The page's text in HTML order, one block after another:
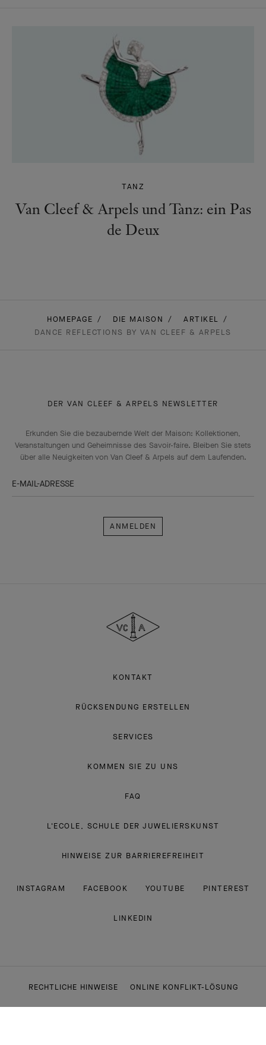
TANZ
Van Cleef & Arpels und Tanz: ein Pas
de Deux
HOMEPAGE DIE MAISON
ARTIKEL
DANCE REFLECTIONS BY VAN CLEEF & ARPELS
DER VAN CLEEF & ARPELS NEWSLETTER
Erkunden Sie die bezaubernde Welt der Maison: Kollektionen,
Veranstaltungen und Geheimnisse des Savoir-faire. Bleiben Sie stets
über alle Neuigkeiten von Van Cleef & Arpels auf dem Laufenden.
E-MAIL-ADRESSE
Arpels
KONTAKT
RÜCKSENDUNG ERSTELLEN
SERVICES
KOMMEN SIE ZU UNS
FAQ
L'ECOLE, SCHULE DER JUWELIERSKUNST
HINWEISE ZUR BARRIEREFREIHEIT
INSTAGRAM FACEBOOK YOUTUBE PINTEREST
LINKEDIN
RECHTLICHE HINWEISE ONLINE KONFLIKT-LÖSUNG